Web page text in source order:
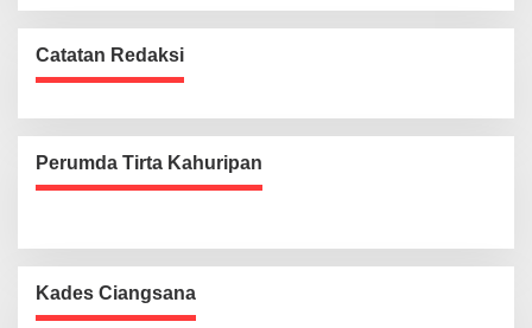
Catatan Redaksi
Perumda Tirta Kahuripan
Kades Ciangsana